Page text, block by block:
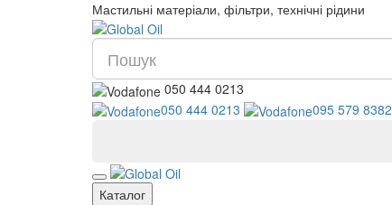
Мастильні матеріали, фільтри, технічні рідини
050 444 0213
050 444 0213
095 579 8382
Каталог